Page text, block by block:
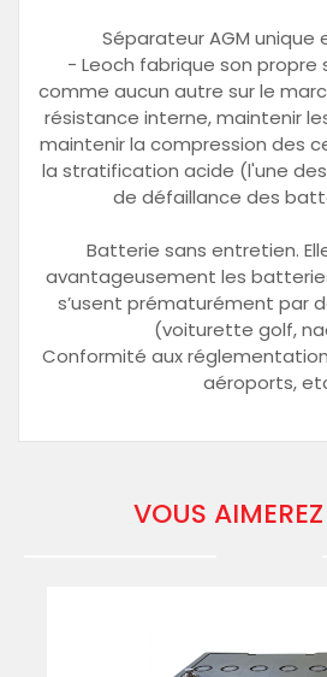
Séparateur AGM unique
- Leoch fabrique son propre
comme aucun autre sur le
résistance interne, maintenir
maintenir la compression des
la stratification acide (l'une
de défaillance des
Batterie sans entretien.
avantageusement les
s’usent prématurément par
(voiturette golf,
Conformité aux
aéroports,
VOUS